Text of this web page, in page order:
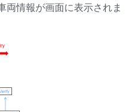
両情報が画面に表示されま